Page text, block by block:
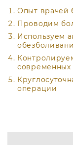
Опыт врачей
Проводим
Используем
современных
операции